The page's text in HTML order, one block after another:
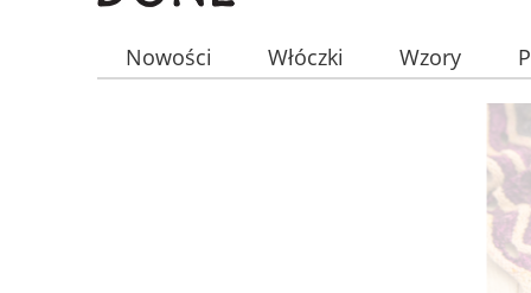
Nowości Włóczki Wzory